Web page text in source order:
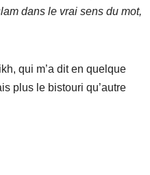
dans le vrai sens du mot,
qui m’a dit en quelque
plus le bistouri qu’autre